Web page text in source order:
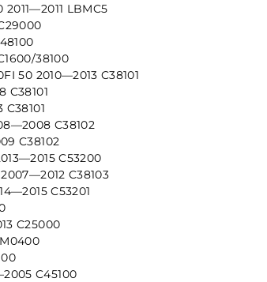
2011—2011 LBMC5
38100
50 2010—2013 C38101
C38101
C38102
C38102
C53200
C38103
C53201
C25000
C45100